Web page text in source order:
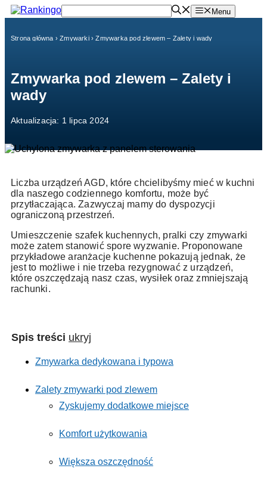
Przejdź
do
Menu
Strona główna ›Zmywarki›Zmywarka pod zlewem – Zalety i wady
Zmywarka pod zlewem – Zalety i
wady
Aktualizacja: 1 lipca 2024
Liczba urządzeń AGD, które chcielibyśmy mieć w kuchni
dla naszego codziennego komfortu, może być
przytłaczająca. Zazwyczaj mamy do dyspozycji
ograniczoną przestrzeń.
Umieszczenie szafek kuchennych, pralki czy zmywarki
może zatem stanowić spore wyzwanie. Proponowane
przykładowe aranżacje kuchenne pokazują jednak, że
jest to możliwe i nie trzeba rezygnować z urządzeń,
które oszczędzają nasz czas, wysiłek oraz zmniejszają
rachunki.
Spis treści ukryj
Zmywarka dedykowana i typowa
Zalety zmywarki pod zlewem
Zyskujemy dodatkowe miejsce
Komfort użytkowania
Większa oszczędność